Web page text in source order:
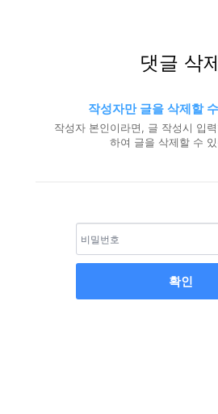
댓글 삭
작성자만 글을 삭제할
작성자 본인이라면, 글 작성시 입
하여 글을 삭제할 수